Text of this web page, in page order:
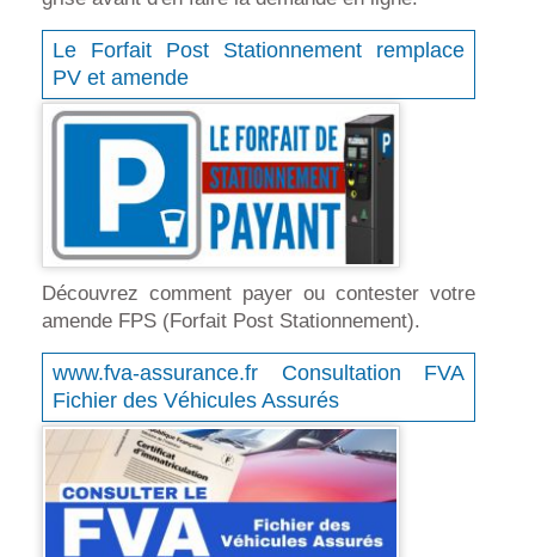
Le Forfait Post Stationnement remplace
PV et amende
Découvrez comment payer ou contester votre
amende FPS (Forfait Post Stationnement).
www.fva-assurance.fr Consultation FVA
Fichier des Véhicules Assurés